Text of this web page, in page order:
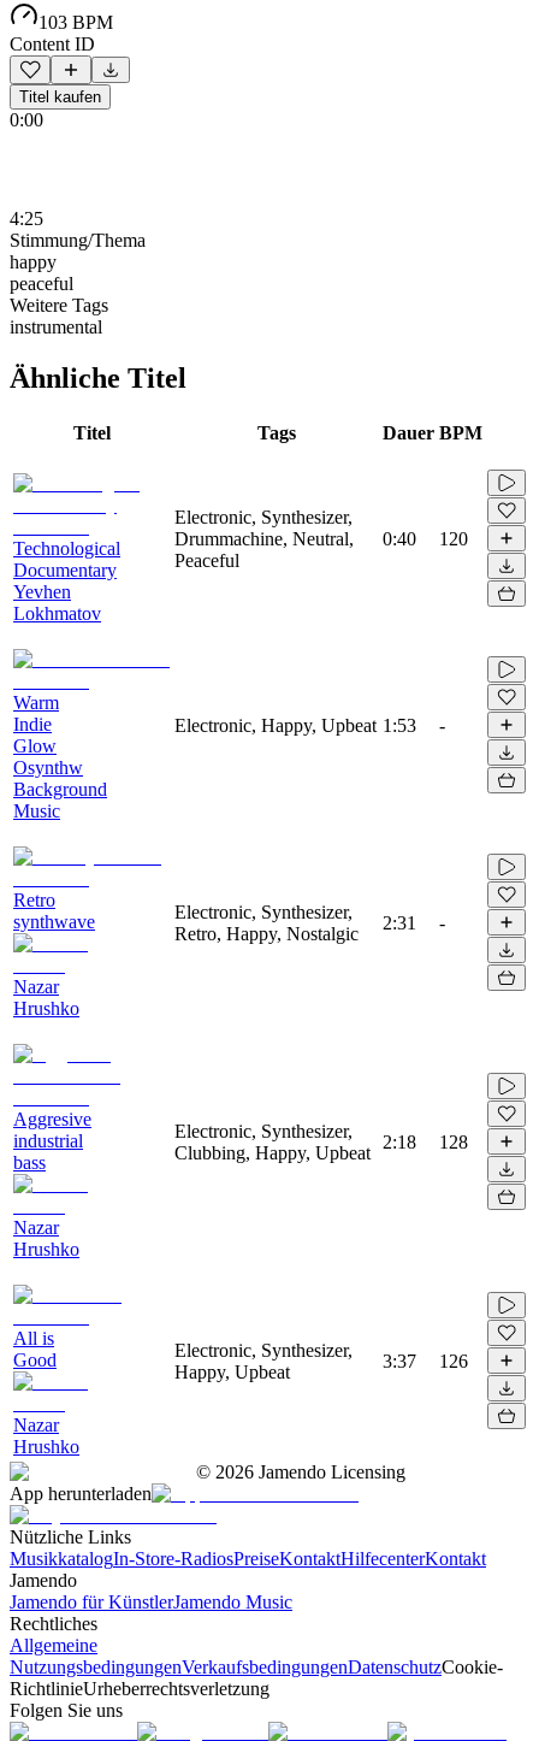
103 BPM
Content ID
Titel kaufen
0:00
4:25
Stimmung/Thema
happy
peaceful
Weitere Tags
instrumental
Ähnliche Titel
Titel Tags Dauer BPM
Technological
Documentary
Yevhen
Lokhmatov
Electronic, Synthesizer,
Drummachine, Neutral,
Peaceful
0:40 120
Warm
Indie
Glow
Osynthw
Background
Music
Electronic, Happy, Upbeat 1:53 -
Retro
synthwave
Nazar
Hrushko
Electronic, Synthesizer,
Retro, Happy, Nostalgic
2:31 -
Aggresive
industrial
bass
Nazar
Hrushko
Electronic, Synthesizer,
Clubbing, Happy, Upbeat
2:18 128
All is
Good
Nazar
Hrushko
Electronic, Synthesizer,
Happy, Upbeat
3:37 126
© 2026 Jamendo Licensing
App herunterladen
Nützliche Links
MusikkatalogIn-Store-RadiosPreiseKontaktHilfecenterKontakt
Jamendo
Jamendo für KünstlerJamendo Music
Rechtliches
Allgemeine
NutzungsbedingungenVerkaufsbedingungenDatenschutzCookie-
RichtlinieUrheberrechtsverletzung
Folgen Sie uns